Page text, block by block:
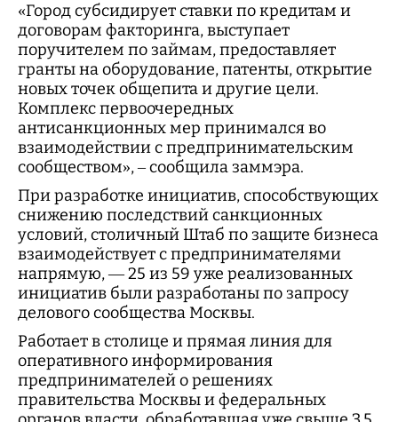
«Город субсидирует ставки по кредитам и
договорам факторинга, выступает
поручителем по займам, предоставляет
гранты на оборудование, патенты, открытие
новых точек общепита и другие цели.
Комплекс первоочередных
антисанкционных мер принимался во
взаимодействии с предпринимательским
сообществом», – сообщила заммэра.
При разработке инициатив, способствующих
снижению последствий санкционных
условий, столичный Штаб по защите бизнеса
взаимодействует с предпринимателями
напрямую, — 25 из 59 уже реализованных
инициатив были разработаны по запросу
делового сообщества Москвы.
Работает в столице и прямая линия для
оперативного информирования
предпринимателей о решениях
правительства Москвы и федеральных